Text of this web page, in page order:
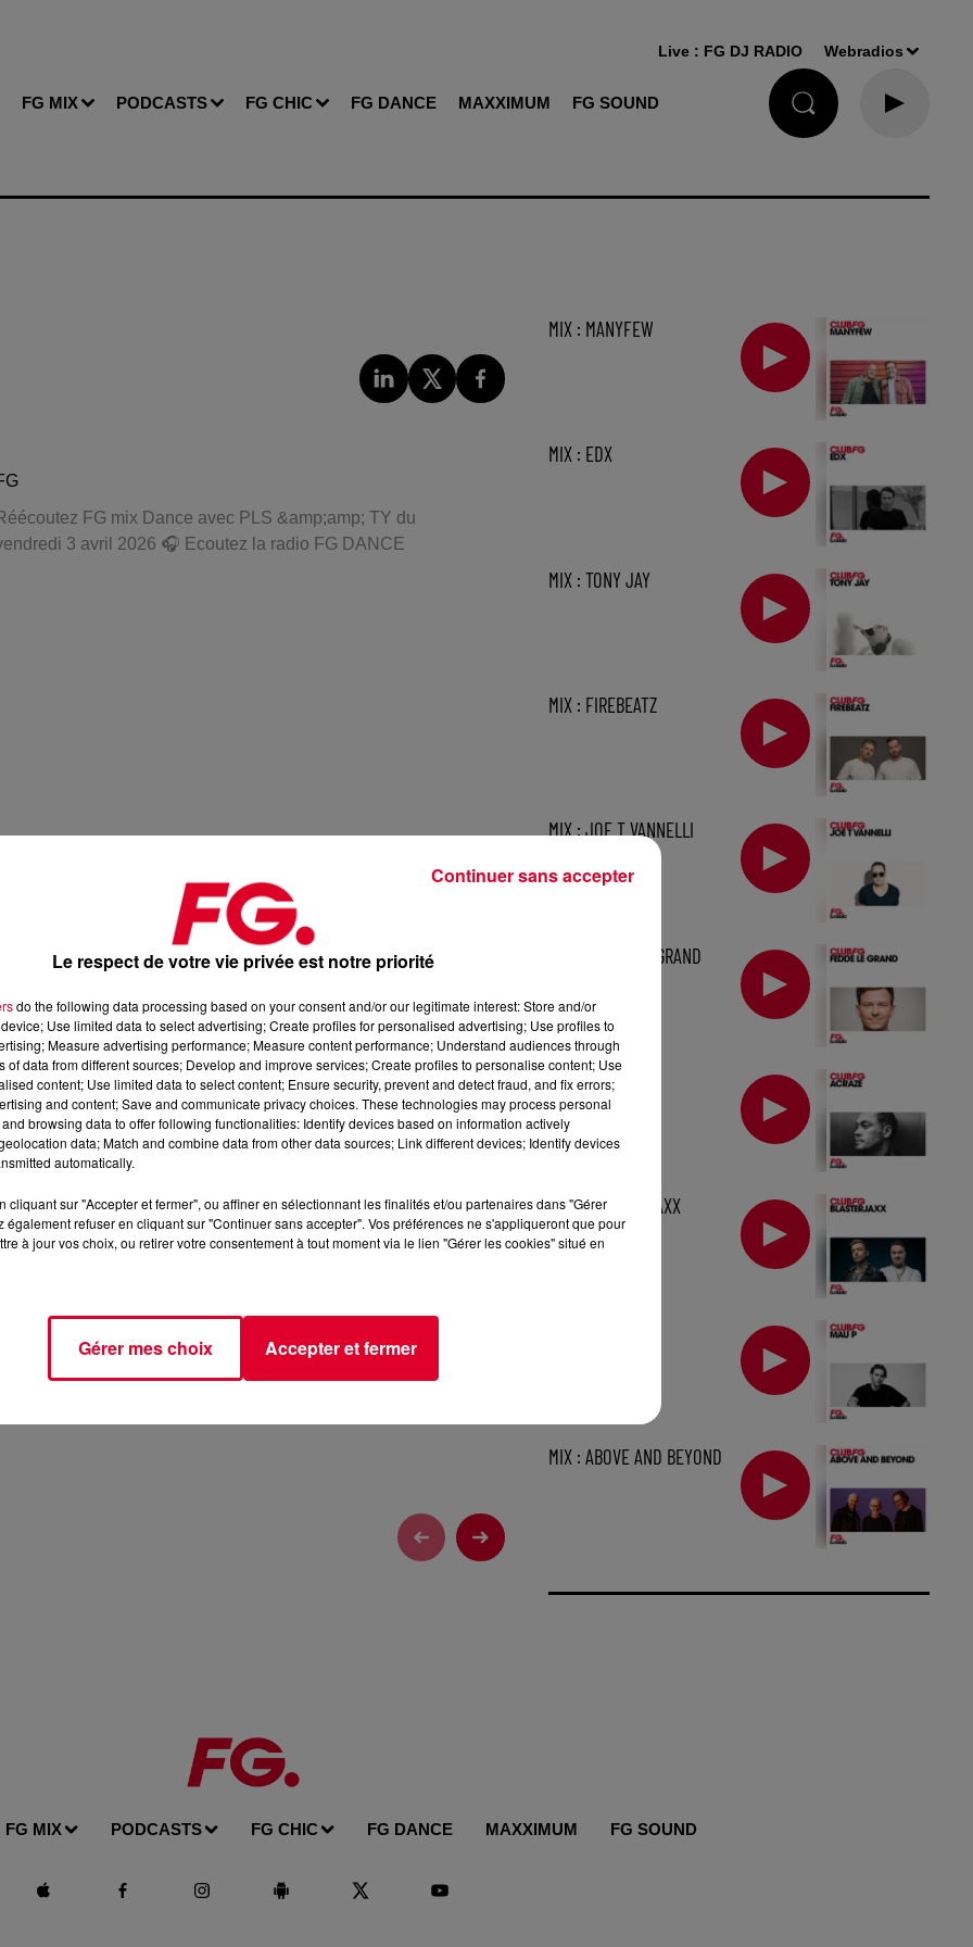
FG MIX PODCASTS FG CHIC FG DANCE MAXXIMUM FG SOUND
Live : FG DJ RADIO Webradios
FG mix Dance avec PLS &amp;amp; TY du
3 avril 2026 🎧 Ecoutez la radio FG DANCE
2026
, 📱 et sur l’Application FG (IOS https://urlz.fr/hhZxGoogle
rave et tech-house
pour plus d'informations.
MIX : MANYFEW
MIX : EDX
MIX : TONY JAY
MIX : FIREBEATZ
MIX : JOE T VANNELLI
MIX : FEDDE LE GRAND
MIX : ACRAZE
MIX : BLASTERJAXX
MIX : ABOVE AND BEYOND
FG MIX PODCASTS FG CHIC FG DANCE MAXXIMUM FG SOUND
Le respect de votre vie privée est notre priorité
do the following data processing based on your consent and/or our legitimate interest: Store and/or
Use limited data to select advertising; Create profiles for personalised advertising; Use profiles to
Measure advertising performance; Measure content performance; Understand audiences through
of data from different sources; Develop and improve services; Create profiles to personalise content; Use
content; Use limited data to select content; Ensure security, prevent and detect fraud, and fix errors;
and content; Save and communicate privacy choices. These technologies may process personal
browsing data to offer following functionalities: Identify devices based on information actively
data; Match and combine data from other data sources; Link different devices; Identify devices
automatically.
cliquant sur "Accepter et fermer", ou affiner en sélectionnant les finalités et/ou partenaires dans "Gérer
également refuser en cliquant sur "Continuer sans accepter". Vos préférences ne s'appliqueront que pour
à jour vos choix, ou retirer votre consentement à tout moment via le lien "Gérer les cookies" situé en
Gérer mes choix Accepter et fermer
Continuer sans accepter